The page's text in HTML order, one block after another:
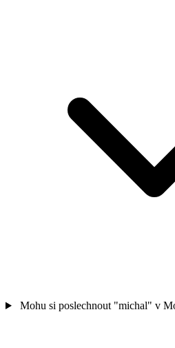
Mohu si poslechnout "michal" v